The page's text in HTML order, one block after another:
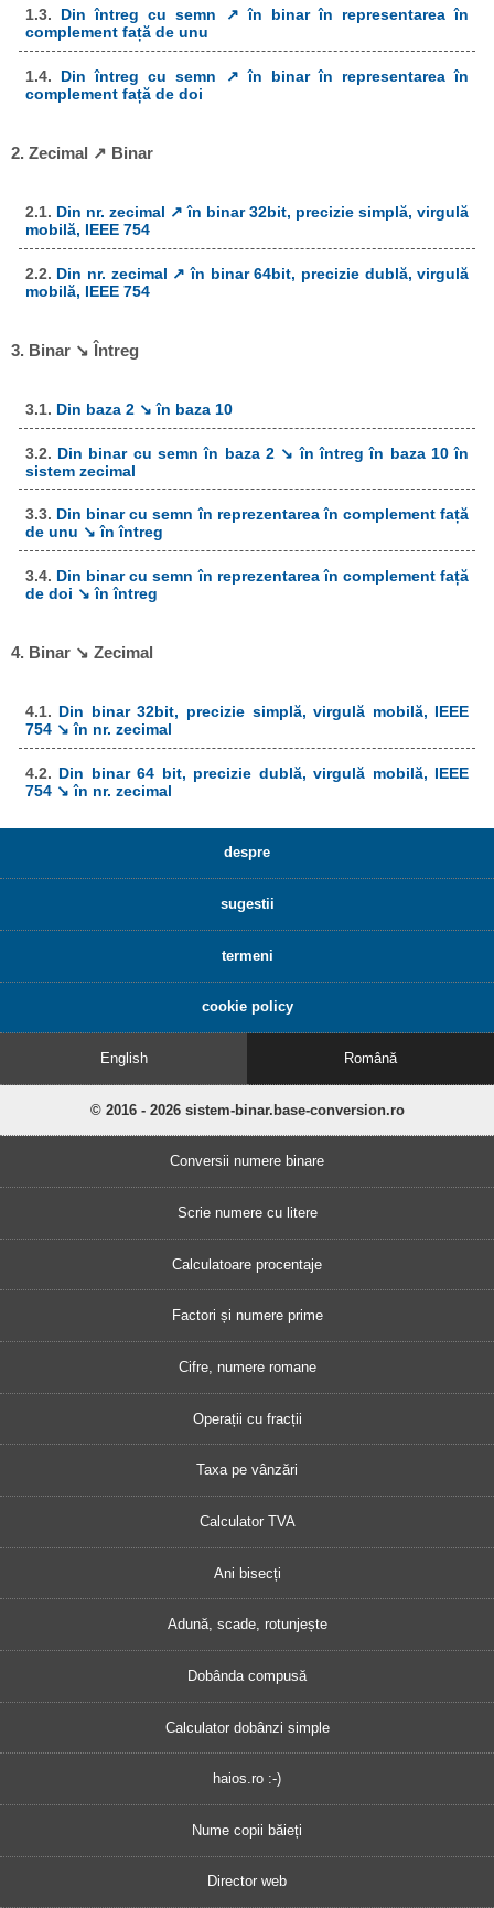
1.3. Din întreg cu semn ↗ în binar în representarea în
complement față de unu
1.4. Din întreg cu semn ↗ în binar în representarea în
complement față de doi
2. Zecimal ↗ Binar
2.1. Din nr. zecimal ↗ în binar 32bit, precizie simplă, virgulă
mobilă, IEEE 754
2.2. Din nr. zecimal ↗ în binar 64bit, precizie dublă, virgulă
mobilă, IEEE 754
3. Binar ↘ Întreg
3.1. Din baza 2 ↘ în baza 10
3.2. Din binar cu semn în baza 2 ↘ în întreg în baza 10 în
sistem zecimal
3.3. Din binar cu semn în reprezentarea în complement față
de unu ↘ în întreg
3.4. Din binar cu semn în reprezentarea în complement față
de doi ↘ în întreg
4. Binar ↘ Zecimal
4.1. Din binar 32bit, precizie simplă, virgulă mobilă, IEEE
754 ↘ în nr. zecimal
4.2. Din binar 64 bit, precizie dublă, virgulă mobilă, IEEE
754 ↘ în nr. zecimal
despre
sugestii
termeni
cookie policy
English Română
© 2016 - 2026 sistem-binar.base-conversion.ro
Conversii numere binare
Scrie numere cu litere
Calculatoare procentaje
Factori și numere prime
Cifre, numere romane
Operații cu fracții
Taxa pe vânzări
Calculator TVA
Ani bisecți
Adună, scade, rotunjește
Dobânda compusă
Calculator dobânzi simple
haios.ro :-)
Nume copii băieți
Director web